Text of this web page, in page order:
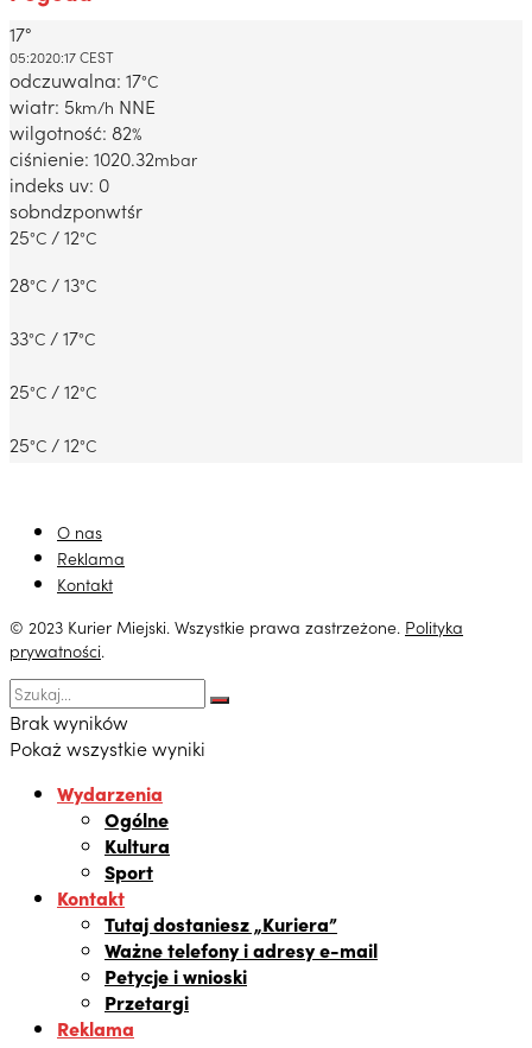
Dabrowa Gornicza, PL
17°
05:2020:17 CEST
odczuwalna: 17°C
wiatr: 5km/h NNE
wilgotność: 82%
ciśnienie: 1020.32mbar
indeks uv: 0
sobndzponwtśr
25°C / 12°C
28°C / 13°C
33°C / 17°C
25°C / 12°C
25°C / 12°C
O nas
Reklama
Kontakt
© 2023 Kurier Miejski. Wszystkie prawa zastrzeżone. Polityka
prywatności.
Brak wyników
Pokaż wszystkie wyniki
Wydarzenia
Ogólne
Kultura
Sport
Kontakt
Tutaj dostaniesz „Kuriera”
Ważne telefony i adresy e-mail
Petycje i wnioski
Przetargi
Reklama